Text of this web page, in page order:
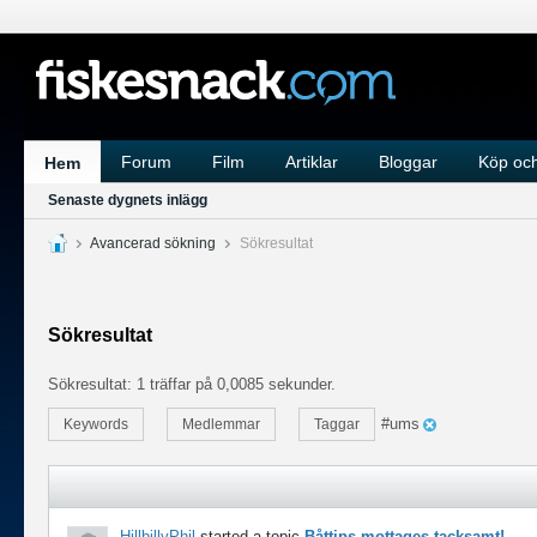
Hem Forum Film Artiklar Bloggar Köp
Senaste dygnets inlägg
Avancerad sökning Sökresultat
Sökresultat
Sökresultat: 1 träffar på 0,0085 sekunder.
Keywords Medlemmar Taggar #ums